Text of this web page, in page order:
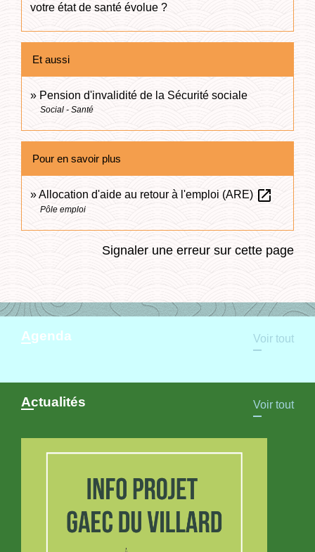
votre état de santé évolue ?
Et aussi
Pension d'invalidité de la Sécurité sociale
Social - Santé
Pour en savoir plus
Allocation d'aide au retour à l'emploi (ARE) open_in_new
Pôle emploi
Signaler une erreur sur cette page
Agenda Voir tout
Actualités Voir tout